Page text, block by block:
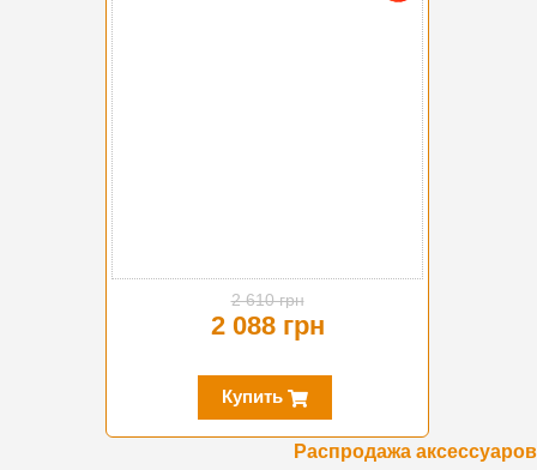
2 610 грн
2 088 грн
Купить
Распродажа аксессуаров